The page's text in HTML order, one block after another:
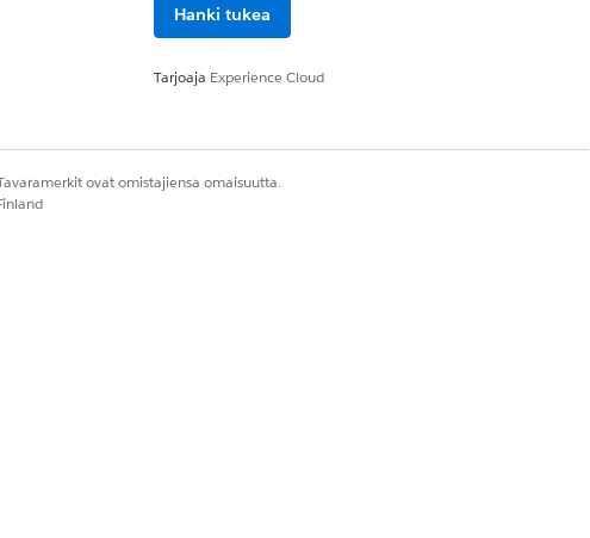
Hanki tukea
Tarjoaja Experience Cloud
ovat omistajiensa omaisuutta.